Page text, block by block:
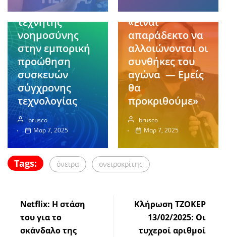
ός ο ρόλος της
τεχνητής
νοημοσύνης
στην εμπορική
προώθηση
συσκευών
σύγχρονης
τεχνολογίας
brusco
Μαρ 7, 2025
στους παίκτες:
«Είναι
απαράδεκτο να
αλλοιώνονται οι
συνθήκες του
αγώνα — Εμείς
θα
προκριθούμε»
brusco
Μαρ 7, 2025
Tags: όνειρα ονειροκρίτης
Netflix: Η στάση
του για το
σκάνδαλο της
Κλήρωση ΤΖΟΚΕΡ
13/02/2025: Οι
τυχεροί αριθμοί